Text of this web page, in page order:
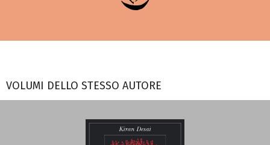
VOLUMI DELLO STESSO AUTORE